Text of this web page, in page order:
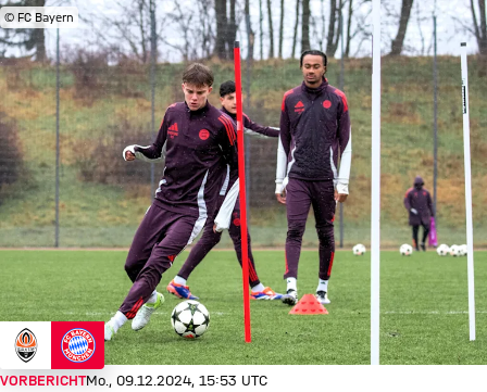
© FC Bayern
VORBERICHTMo., 09.12.2024, 15:53 UTC